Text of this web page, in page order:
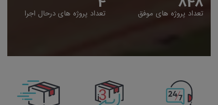
تعداد پروژه های موفق تعداد پروژه های درحال اجرا